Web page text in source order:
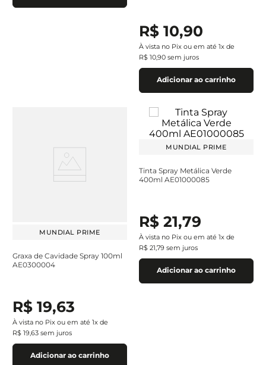
R$ 10,90
À vista no Pix ou em até 1x de
R$ 10,90 sem juros
Adicionar ao carrinho
MUNDIAL PRIME
Graxa de Cavidade Spray 100ml
AE0300004
R$ 19,63
À vista no Pix ou em até 1x de
R$ 19,63 sem juros
Adicionar ao carrinho
MUNDIAL PRIME
Tinta Spray Metálica Verde
400ml AE01000085
R$ 21,79
À vista no Pix ou em até 1x de
R$ 21,79 sem juros
Adicionar ao carrinho